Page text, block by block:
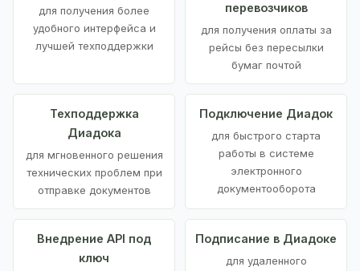
для получения более
удобного интерфейса и
лучшей техподдержки
перевозчиков
для получения оплаты за
рейсы без пересылки
бумаг почтой
Техподдержка
Диадока
для мгновенного решения
технических проблем при
отправке документов
Подключение Диадок
для быстрого старта
работы в системе
электронного
документооборота
Внедрение API под
ключ
Подписание в Диадоке
для удаленного